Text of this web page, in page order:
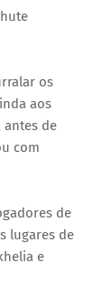
os
aos
antes de
com
de
lugares de
e